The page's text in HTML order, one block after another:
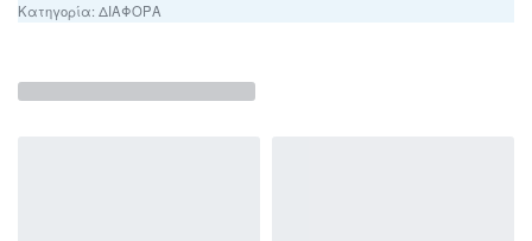
Κατηγορία: ΔΙΑΦΟΡΑ